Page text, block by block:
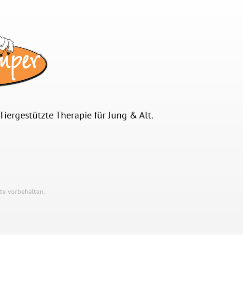
Therapie für Jung & Alt.
vorbehalten.